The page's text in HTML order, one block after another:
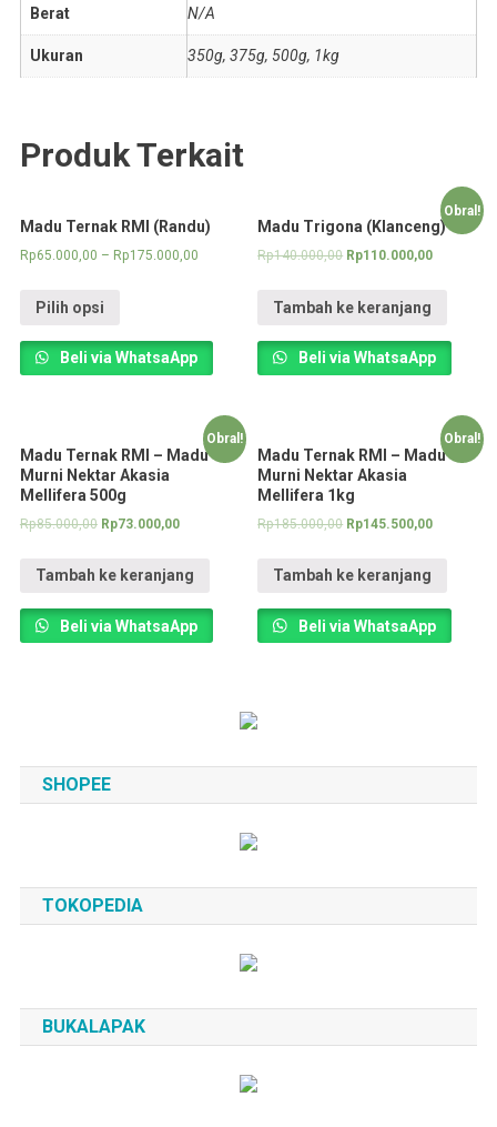
Berat N/A
Ukuran 350g, 375g, 500g, 1kg
Produk Terkait
Madu Ternak RMI (Randu)
Rp65.000,00 – Rp175.000,00
Pilih opsi
Beli via WhatsaApp
Obral!
Madu Trigona (Klanceng)
Rp140.000,00 Rp110.000,00
Tambah ke keranjang
Beli via WhatsaApp
Obral!
Madu Ternak RMI – Madu
Murni Nektar Akasia
Mellifera 500g
Rp85.000,00 Rp73.000,00
Tambah ke keranjang
Beli via WhatsaApp
Obral!
Madu Ternak RMI – Madu
Murni Nektar Akasia
Mellifera 1kg
Rp185.000,00 Rp145.500,00
Tambah ke keranjang
Beli via WhatsaApp
SHOPEE
TOKOPEDIA
BUKALAPAK